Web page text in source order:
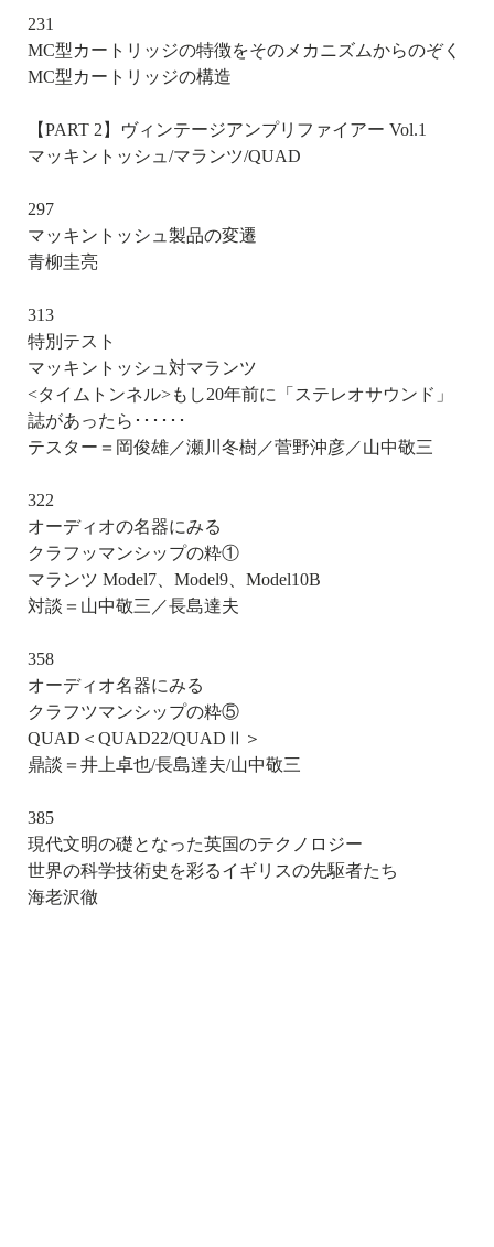
231
MC型カートリッジの特徴をそのメカニズムからのぞく
MC型カートリッジの構造
【PART 2】ヴィンテージアンプリファイアー Vol.1
マッキントッシュ/マランツ/QUAD
297
マッキントッシュ製品の変遷
青柳圭亮
313
特別テスト
マッキントッシュ対マランツ
<タイムトンネル>もし20年前に「ステレオサウンド」
誌があったら･･････
テスター＝岡俊雄／瀬川冬樹／菅野沖彦／山中敬三
322
オーディオの名器にみる
クラフッマンシップの粋①
マランツ Model7、Model9、Model10B
対談＝山中敬三／長島達夫
358
オーディオ名器にみる
クラフツマンシップの粋⑤
QUAD＜QUAD22/QUADⅡ＞
鼎談＝井上卓也/長島達夫/山中敬三
385
現代文明の礎となった英国のテクノロジー
世界の科学技術史を彩るイギリスの先駆者たち
海老沢徹